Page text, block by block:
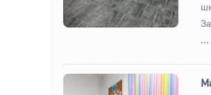
...